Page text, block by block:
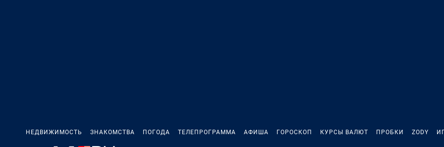
НЕДВИЖИМОСТЬ ЗНАКОМСТВА ПОГОДА ТЕЛЕПРОГРАММА АФИША ГОРОСКОП КУРСЫ ВАЛЮТ ПРОБКИ ZODY